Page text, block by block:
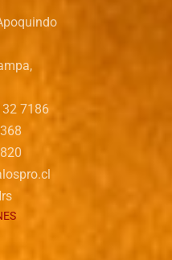
7186